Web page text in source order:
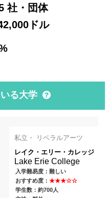
社・団体
ドル
る大学
私立・ リベラルアーツ
レイク・エリー・カレッジ
Lake Erie College
入学難易度：難しい
おすすめ度： ★★★☆☆
学生数：約700人